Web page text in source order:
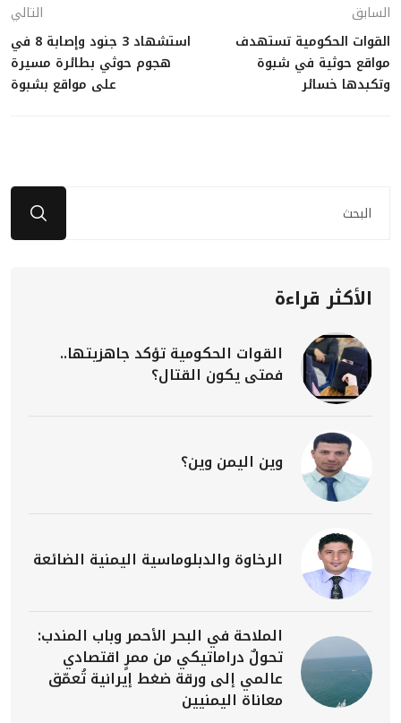
السابق
القوات الحكومية تستهدف
مواقع حوثية في شبوة
وتكبدها خسائر
التالي
استشهاد 3 جنود وإصابة 8 في
هجوم حوثي بطائرة مسيرة
على مواقع بشبوة
الأكثر قراءة
القوات الحكومية تؤكد جاهزيتها..
فمتى يكون القتال؟
وين اليمن وين؟
الرخاوة والدبلوماسية اليمنية الضائعة
الملاحة في البحر الأحمر وباب المندب:
تحولٌ دراماتيكي من ممرٍ اقتصادي
عالمي إلى ورقة ضغط إيرانية تُعمّق
معاناة اليمنيين